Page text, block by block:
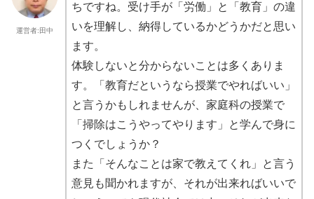
運営者:田中
ちですね。受け手が「 労働」と「教育」の違
いを理解し、 納得しているかどうかだと思い
ます。
体験しないと分からないことは多くありま
す。「 教育だというなら授業でやればいい」
と言うかもしれませんが、 家庭科の授業で
「掃除はこうやってやります」
と学んで身に
つくでしょうか？
また「そんなことは家で教えてくれ」と言う
意見も聞かれますが、 それが出来ればいいで